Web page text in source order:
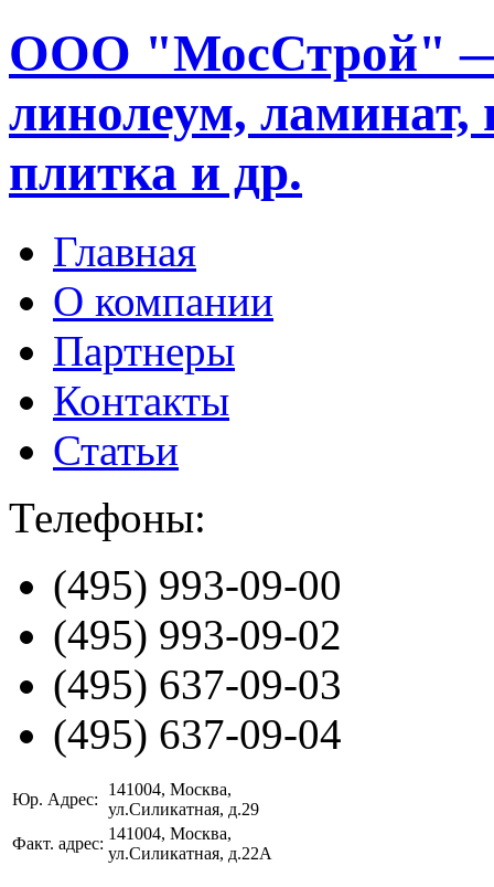
ООО "МосСтрой" —
линолеум, ламинат,
плитка и др.
Главная
О компании
Партнеры
Контакты
Статьи
Телефоны:
(495) 993-09-00
(495) 993-09-02
(495) 637-09-03
(495) 637-09-04
Юр. Адрес:
141004, Москва,
ул.Силикатная, д.29
Факт. адрес:
141004, Москва,
ул.Силикатная, д.22А